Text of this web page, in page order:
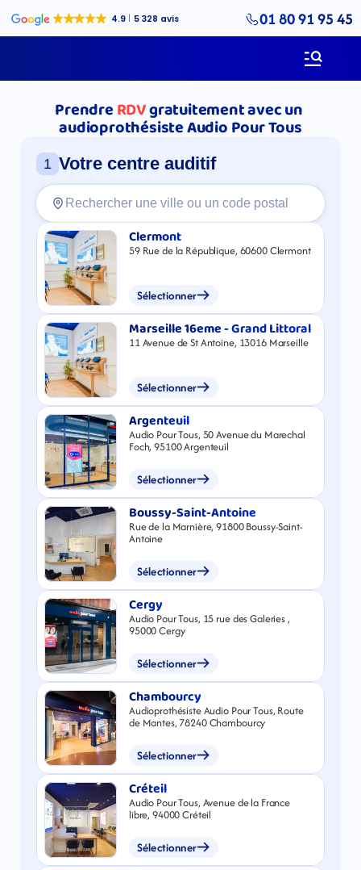
01 80 91 95 45
PrendreRDVgratuitement avec un
audioprothésiste Audio Pour Tous
1 Votre centre auditif
Clermont
59 Rue de la République, 60600 Clermont
Sélectionner
Marseille 16eme - Grand Littoral
11 Avenue de St Antoine, 13016 Marseille
Sélectionner
Argenteuil
Audio Pour Tous, 50 Avenue du Marechal
Foch, 95100 Argenteuil
Sélectionner
Boussy-Saint-Antoine
Rue de la Marnière, 91800 Boussy-Saint-
Antoine
Sélectionner
Cergy
Audio Pour Tous, 15 rue des Galeries ,
95000 Cergy
Sélectionner
Chambourcy
Audioprothésiste Audio Pour Tous, Route
de Mantes, 78240 Chambourcy
Sélectionner
Créteil
Audio Pour Tous, Avenue de la France
libre, 94000 Créteil
Sélectionner